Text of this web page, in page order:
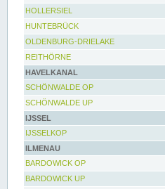
HOLLERSIEL
HUNTEBRÜCK
OLDENBURG-DRIELAKE
REITHÖRNE
HAVELKANAL
SCHÖNWALDE OP
SCHÖNWALDE UP
IJSSEL
IJSSELKOP
ILMENAU
BARDOWICK OP
BARDOWICK UP